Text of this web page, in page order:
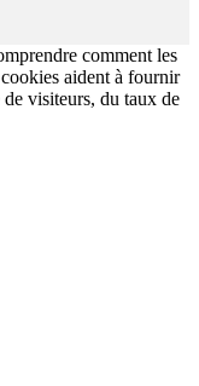
comment les
aident à fournir
visiteurs, du taux de